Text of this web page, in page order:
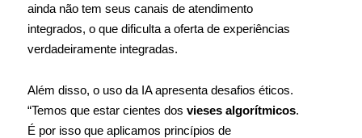
ainda não tem seus canais de atendimento
integrados, o que dificulta a oferta de experiências
verdadeiramente integradas.
Além disso, o uso da IA apresenta desafios éticos.
“Temos que estar cientes dos vieses algorítmicos.
É por isso que aplicamos princípios de